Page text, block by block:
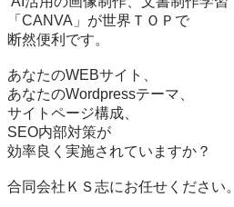
「CANVA」が世界ＴＯＰで
断然便利です。
あなたのWEBサイト、
あなたのWordpressテーマ、
サイトページ構成、
SEO内部対策が
効率良く実施されていますか？
合同会社ＫＳ志にお任せください。